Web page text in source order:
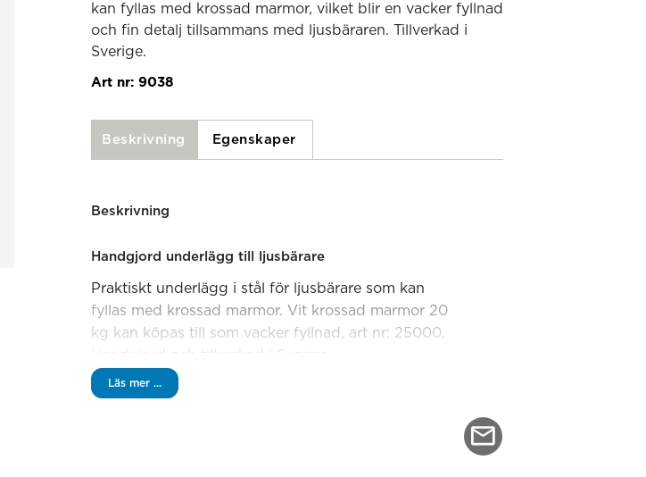
kan fyllas med krossad marmor, vilket blir en vacker fyllnad
och fin detalj tillsammans med ljusbäraren. Tillverkad i
Sverige.
Art nr: 9038
Beskrivning Egenskaper
Beskrivning
Handgjord underlägg till ljusbärare
Praktiskt underlägg i stål för ljusbärare som kan
fyllas med krossad marmor. Vit krossad marmor 20
kg kan köpas till som vacker fyllnad, art nr: 25000.
Handgjord och tillverkad i Sverige.
Specifikationer
Läs mer ...